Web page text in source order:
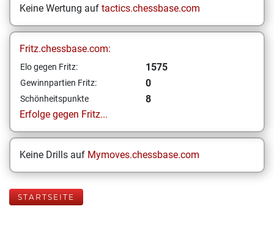
Keine Wertung auf tactics.chessbase.com
Fritz.chessbase.com:
Elo gegen Fritz: 1575
Gewinnpartien Fritz: 0
Schönheitspunkte
8
Erfolge gegen Fritz...
Keine Drills auf Mymoves.chessbase.com
STARTSEITE